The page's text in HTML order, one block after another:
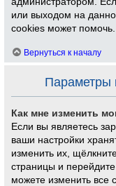
или выходом на
cookies может помочь.
Вернуться к началу
Параметры
Как мне изменить
Если вы являетесь
ваши настройки
изменить их,
страницы и
можете изменить все